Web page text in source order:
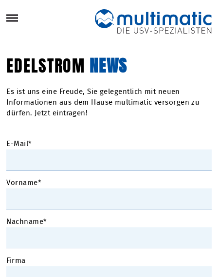
EDELSTROM NEWS
Es ist uns eine Freude, Sie gelegentlich mit neuen
Informationen aus dem Hause multimatic versorgen zu
dürfen. Jetzt eintragen!
E-Mail*
Vorname*
Nachname*
Firma